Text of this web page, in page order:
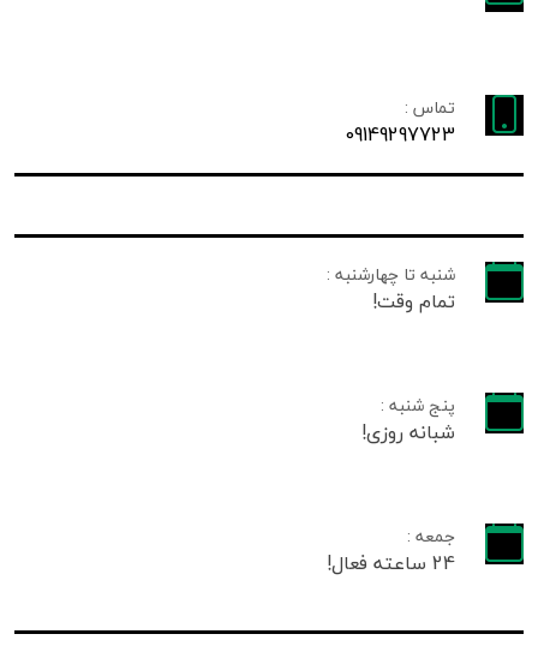
تماس :
09149297723
شنبه تا چهارشنبه :
تمام وقت!
پنج شنبه :
شبانه روزی!
جمعه :
24 ساعته فعال!